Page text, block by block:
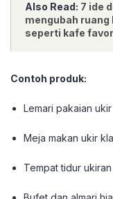
Also Read: 7 ide
mengubah
seperti kafe
Contoh produk:
Lemari pakaian ukir
Meja makan ukir
Tempat tidur